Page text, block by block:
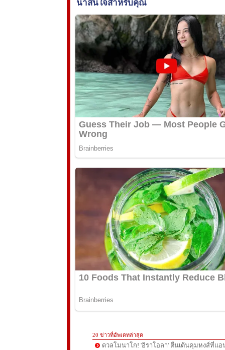
20 ข่าวที่อัพเดทล่าสุด
ดวลโมนาโก! 'อิราโอลา' ตื่นเต้นคุมหงส์ที่แ